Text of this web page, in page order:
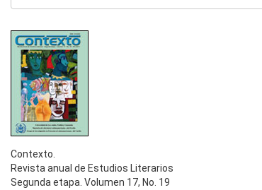
Contexto.
Revista anual de Estudios Literarios
Segunda etapa. Volumen 17, No. 19